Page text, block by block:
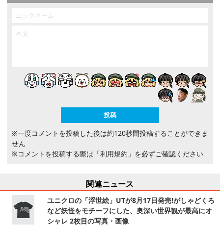
※一度コメントを投稿した後は約120秒間投稿することができま
せん
※コメントを投稿する際は 「利用規約」 を必ずご確認ください
関連ニュース
ユニクロの「浮世絵」UTが8月17日発売!がしゃどくろ
など妖怪をモチーフにした、奥深い世界観が最高にオ
シャレ 2枚目の写真・画像